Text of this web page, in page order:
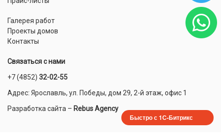
Галерея работ
Проекты домов
Контакты
Связаться с нами
+7 (4852) 32-02-55
Адрес: Ярославль, ул. Победы, дом 29, 2-й этаж, офис 1
Разработка сайта – Rebus Agency
Быстро с 1С-Битрикс